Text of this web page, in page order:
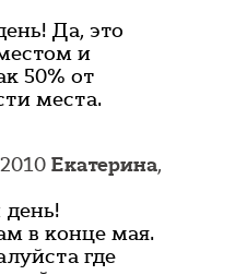
Да, это
и
50% от
места.
Екатерина,
в конце мая.
где